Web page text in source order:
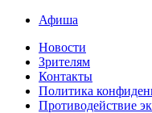
Афиша
Новости
Зрителям
Контакты
Политика
Противодействие